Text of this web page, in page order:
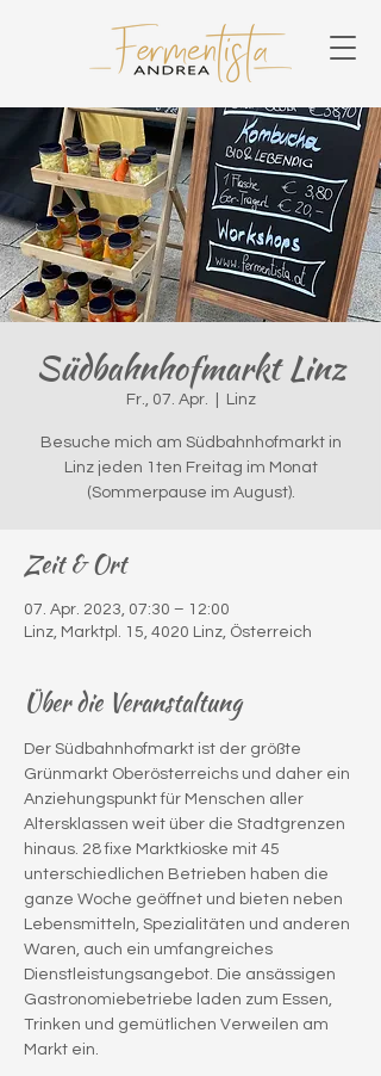
Südbahnhofmarkt Linz
Fr., 07. Apr. Linz
Besuche mich am Südbahnhofmarkt in
Linz jeden 1ten Freitag im Monat
(Sommerpause im August).
Zeit & Ort
07. Apr. 2023, 07:30 – 12:00
Linz, Marktpl. 15, 4020 Linz, Österreich
Über die Veranstaltung
Der Südbahnhofmarkt ist der größte
Grünmarkt Oberösterreichs und daher ein
Anziehungspunkt für Menschen aller
Altersklassen weit über die Stadtgrenzen
hinaus. 28 fixe Marktkioske mit 45
unterschiedlichen Betrieben haben die
ganze Woche geöffnet und bieten neben
Lebensmitteln, Spezialitäten und anderen
Waren, auch ein umfangreiches
Dienstleistungsangebot. Die ansässigen
Gastronomiebetriebe laden zum Essen,
Trinken und gemütlichen Verweilen am
Markt ein.